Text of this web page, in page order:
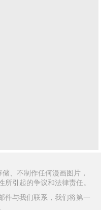
、不制作任何漫画图片，
引起的争议和法律责任。
件与我们联系，我们将第一